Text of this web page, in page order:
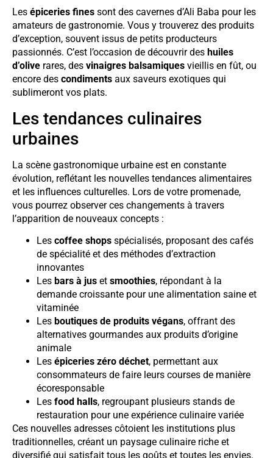
Les épiceries fines sont des cavernes d’Ali Baba pour les
amateurs de gastronomie. Vous y trouverez des produits
d’exception, souvent issus de petits producteurs
passionnés. C’est l’occasion de découvrir des huiles
d’olive rares, des vinaigres balsamiques vieillis en fût, ou
encore des condiments aux saveurs exotiques qui
sublimeront vos plats.
Les tendances culinaires
urbaines
La scène gastronomique urbaine est en constante
évolution, reflétant les nouvelles tendances alimentaires
et les influences culturelles. Lors de votre promenade,
vous pourrez observer ces changements à travers
l’apparition de nouveaux concepts :
Les coffee shops spécialisés, proposant des cafés
de spécialité et des méthodes d’extraction
innovantes
Les bars à jus et smoothies, répondant à la
demande croissante pour une alimentation saine et
vitaminée
Les boutiques de produits végans, offrant des
alternatives gourmandes aux produits d’origine
animale
Les épiceries zéro déchet, permettant aux
consommateurs de faire leurs courses de manière
écoresponsable
Les food halls, regroupant plusieurs stands de
restauration pour une expérience culinaire variée
Ces nouvelles adresses côtoient les institutions plus
traditionnelles, créant un paysage culinaire riche et
diversifié qui satisfait tous les goûts et toutes les envies.